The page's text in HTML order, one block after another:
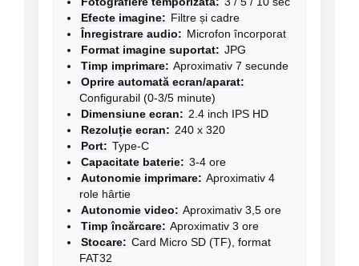
Efecte imagine: Filtre și cadre
Înregistrare audio: Microfon încorporat
Format imagine suportat: JPG
Timp imprimare: Aproximativ 7 secunde
Oprire automată ecran/aparat:
Configurabil (0-3/5 minute)
Dimensiune ecran: 2.4 inch IPS HD
Rezoluție ecran: 240 x 320
Port: Type-C
Capacitate baterie: 3-4 ore
Autonomie imprimare: Aproximativ 4
role hârtie
Autonomie video: Aproximativ 3,5 ore
Timp încărcare: Aproximativ 3 ore
Stocare: Card Micro SD (TF), format
FAT32